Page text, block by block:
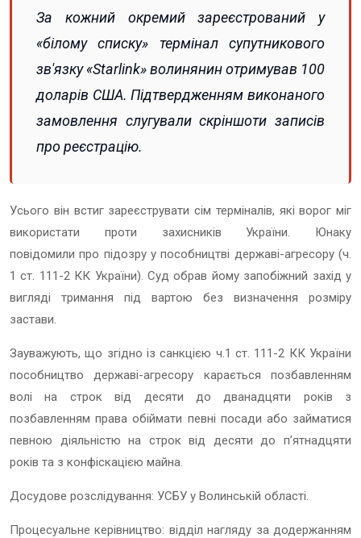
За кожний окремий зареєстрований у
«білому списку» термінал супутникового
зв'язку «Starlink» волинянин отримував 100
доларів США. Підтвердженням виконаного
замовлення слугували скріншоти записів
про реєстрацію.
Усього він встиг зареєструвати сім терміналів, які ворог міг
використати проти захисників України. Юнаку
повідомили про підозру у пособництві державі-агресору (ч.
1 ст. 111-2 КК України). Суд обрав йому запобіжний захід у
вигляді тримання під вартою без визначення розміру
застави.
Зауважують, що згідно із санкцією ч.1 ст. 111-2 КК України
пособництво державі-агресору карається позбавленням
волі на строк від десяти до дванадцяти років з
позбавленням права обіймати певні посади або займатися
певною діяльністю на строк від десяти до п’ятнадцяти
років та з конфіскацією майна.
Досудове розслідування: УСБУ у Волинській області.
Процесуальне керівництво: відділ нагляду за додержанням